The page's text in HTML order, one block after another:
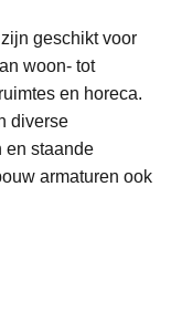
geschikt voor
woon- tot
en horeca.
diverse
en staande
armaturen ook